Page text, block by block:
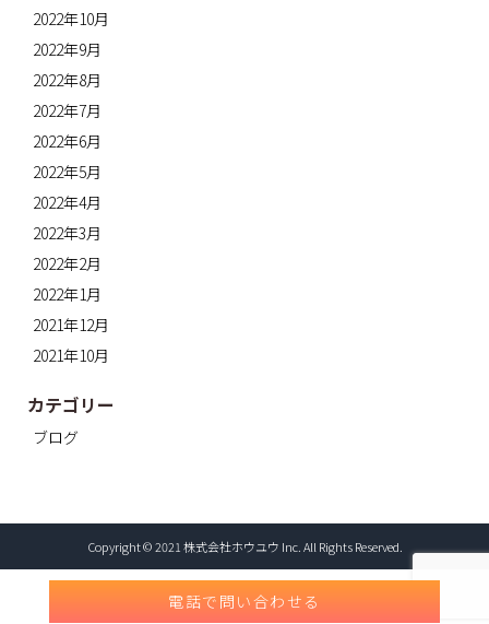
2022年10月
2022年9月
2022年8月
2022年7月
2022年6月
2022年5月
2022年4月
2022年3月
2022年2月
2022年1月
2021年12月
2021年10月
カテゴリー
ブログ
電話で問い合わせる
Copyright © 2021 株式会社ホウユウ Inc. All Rights Reserved.